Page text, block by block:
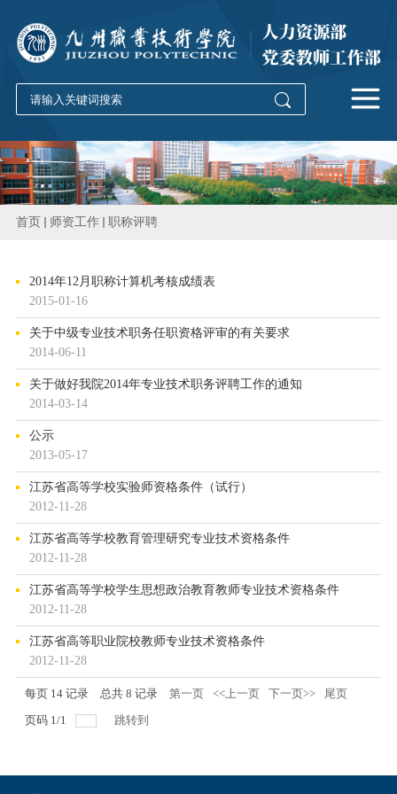
首页 师资工作 职称评聘
2014年12月职称计算机考核成绩表
2015-01-16
关于中级专业技术职务任职资格评审的有关要求
2014-06-11
关于做好我院2014年专业技术职务评聘工作的通知
2014-03-14
公示
2013-05-17
江苏省高等学校实验师资格条件（试行）
2012-11-28
江苏省高等学校教育管理研究专业技术资格条件
2012-11-28
江苏省高等学校学生思想政治教育教师专业技术资格条件
2012-11-28
江苏省高等职业院校教师专业技术资格条件
2012-11-28
每页 14记录 总共 8 记录 第一页 <<上一页 下一页>>
尾页
页码 1 /1 跳转到